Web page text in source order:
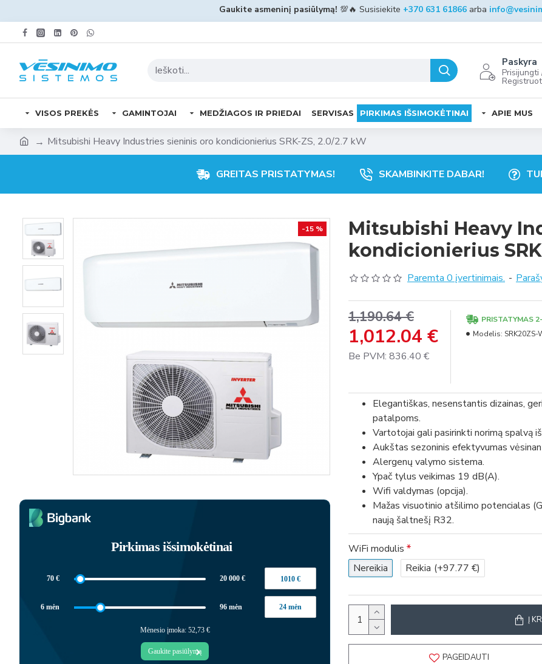
Gaukite asmeninį pasiūlymą! 💯🔥 Susisiekite +370 631 61866arba
Paskyra
Prisijungti
VISOS PREKĖS GAMINTOJAI MEDŽIAGOS IR PRIEDAI SERVISAS PIRKIMAS IŠSIMOKĖTINAI APIE MUS
Mitsubishi Heavy Industries sieninis oro kondicionierius SRK-ZS, 2.0/2.7 kW
GREITAS PRISTATYMAS! SKAMBINKITE DABAR!
-15 %
Mitsubishi Heavy
kondicionierius
Paremta 0 įvertinimais. -
1,012.04 €
1,190.64 €
Be PVM: 836.40 €
PRISTATYMAS
Modelis: SRK20ZS-
Elegantiškas, nesenstantis dizainas,
patalpoms.
Vartotojai gali pasirinkti norimą spalvą
Aukštas sezoninis efektyvumas
Alergenų valymo sistema.
Ypač tylus veikimas 19 dB(A).
Wifi valdymas (opcija).
Mažas visuotinio atšilimo potencialas
naują šaltnešį R32.
WiFi modulis
Nereikia
Reikia (+97.77 €)
Į
PAGEIDAUTI